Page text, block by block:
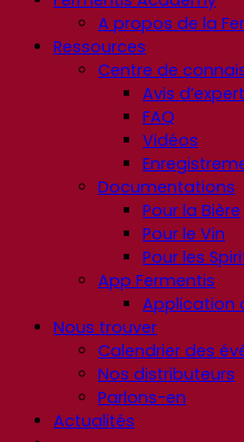
A propos de la
Ressources
Centre de
Avis
FAQ
Vidéos
Documentations
Pour la Bière
Pour le Vin
Pour les
App Fermentis
Application
Nous trouver
Calendrier des
Nos distributeurs
Parlons-en
Actualités